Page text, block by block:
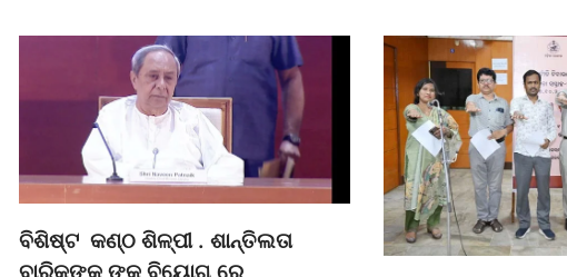
ବିଶିଷ୍ଟ କଣ୍ଠ ଶିଳ୍ପୀ . ଶାନ୍ତିଲତା